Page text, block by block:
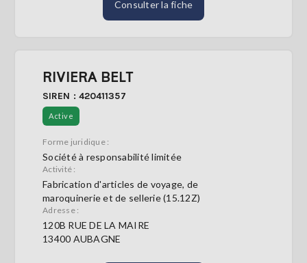
Consulter la fiche
RIVIERA BELT
SIREN : 420411357
Active
Forme juridique :
Société à responsabilité limitée
Activité :
Fabrication d'articles de voyage, de
maroquinerie et de sellerie (15.12Z)
Adresse :
120B RUE DE LA MAIRE
13400 AUBAGNE